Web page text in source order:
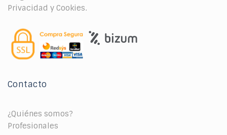
Privacidad y Cookies.
Contacto
¿Quiénes somos?
Profesionales